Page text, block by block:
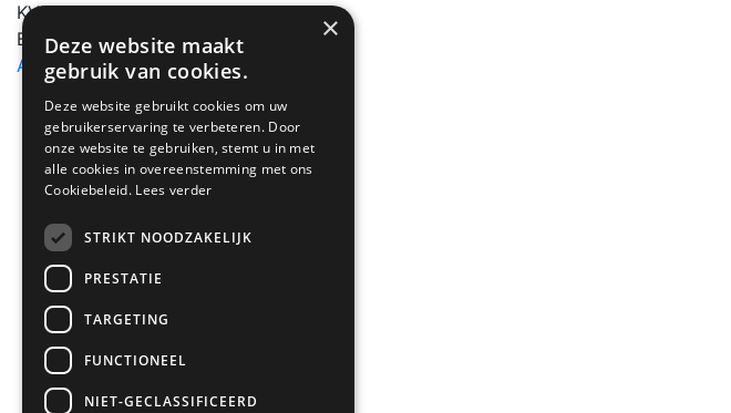
KVK: 41177737
Bestuursnummer: 77975
ANBI
×
Deze website maakt
gebruik van cookies.
Deze website gebruikt cookies om uw
gebruikerservaring te verbeteren. Door
onze website te gebruiken, stemt u in met
alle cookies in overeenstemming met ons
Cookiebeleid. Lees verder
STRIKT NOODZAKELIJK
PRESTATIE
TARGETING
FUNCTIONEEL
NIET-GECLASSIFICEERD